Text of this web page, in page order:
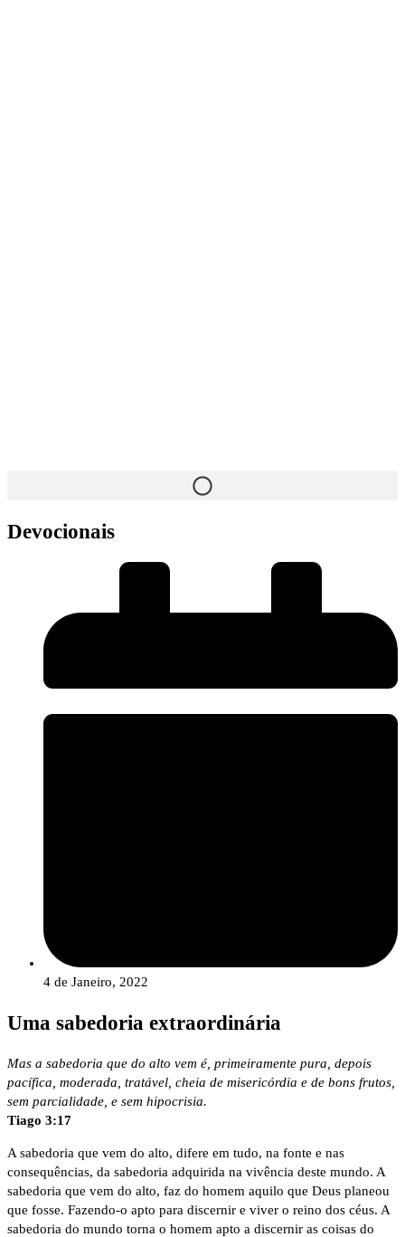
Devocionais
4 de Janeiro, 2022
Uma sabedoria extraordinária
Mas a sabedoria que do alto vem é, primeiramente pura, depois
pacífica, moderada, tratável, cheia de misericórdia e de bons frutos,
sem parcialidade, e sem hipocrisia.
Tiago 3:17
A sabedoria que vem do alto, difere em tudo, na fonte e nas
consequências, da sabedoria adquirida na vivência deste mundo. A
sabedoria que vem do alto, faz do homem aquilo que Deus planeou
que fosse. Fazendo-o apto para discernir e viver o reino dos céus. A
sabedoria do mundo torna o homem apto a discernir as coisas do